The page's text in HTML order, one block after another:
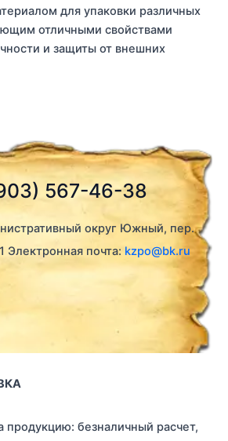
567-46-38
округ Южный, пер.
Электронная почта: kzpo@bk.ru
продукцию: безналичный расчет,
для упаковки различных
отличными свойствами
и защиты от внешних